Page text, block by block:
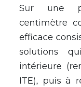
Sur une
centimètre
efficace
solutions
intérieure
ITE), puis à